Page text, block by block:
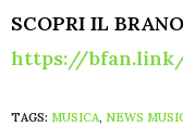
SCOPRI IL
https://
TAGS: MUSICA, NEWS